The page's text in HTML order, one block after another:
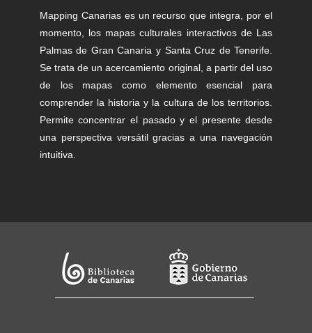
Mapping Canarias es un recurso que integra, por el
momento, los mapas culturales interactivos de Las
Palmas de Gran Canaria y Santa Cruz de Tenerife.
Se trata de un acercamiento original, a partir del uso
de los mapas como elemento esencial para
comprender la historia y la cultura de los territorios.
Permite concentrar el pasado y el presente desde
una perspectiva versátil gracias a una navegación
intuitiva.